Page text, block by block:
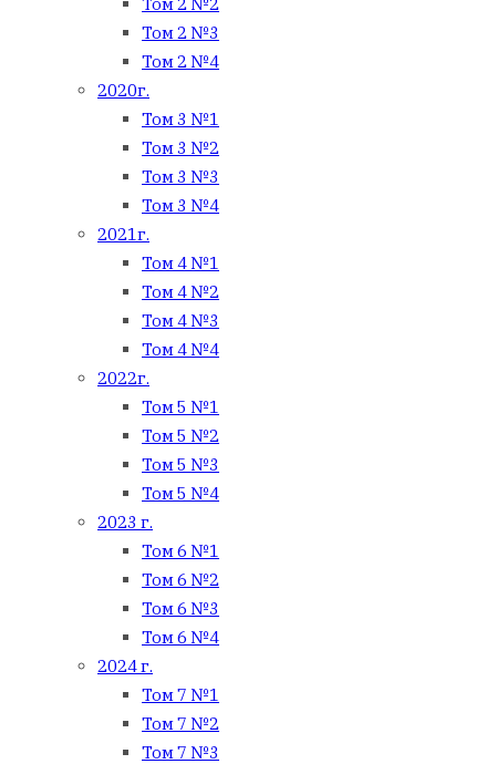
Том 2 №3
Том 2 №4
2020г.
Том 3 №1
Том 3 №2
Том 3 №3
Том 3 №4
2021г.
Том 4 №1
Том 4 №2
Том 4 №3
Том 4 №4
2022г.
Том 5 №1
Том 5 №2
Том 5 №3
Том 5 №4
2023 г.
Том 6 №1
Том 6 №2
Том 6 №3
Том 6 №4
2024 г.
Том 7 №1
Том 7 №2
Том 7 №3